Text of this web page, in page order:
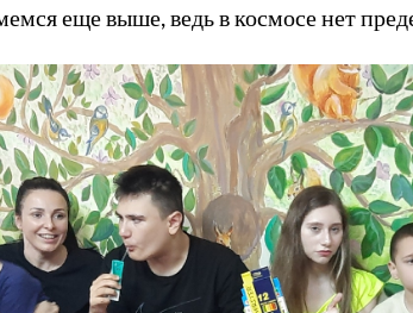
еще выше, ведь в космосе нет